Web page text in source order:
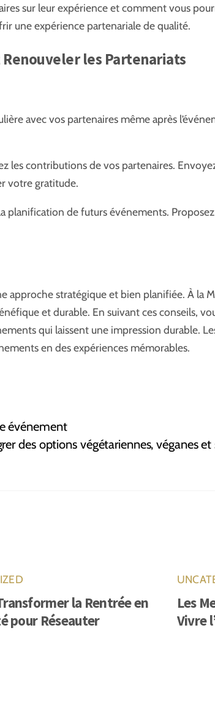
sur leur expérience et comment vous
une expérience partenariale de qualité.
les Partenariats
avec vos partenaires même après
les contributions de vos partenaires.
votre gratitude.
planification de futurs événements.
approche stratégique et bien planifiée. À la
et durable. En suivant ces conseils,
qui laissent une impression durable.
en des expériences mémorables.
événement
des options végétariennes, véganes
la Rentrée en
pour Réseauter
Les
Vivre